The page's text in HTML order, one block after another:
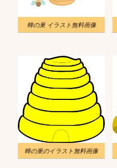
蜂の巣 イラスト無料画像
蜂の巣のイラスト無料画像